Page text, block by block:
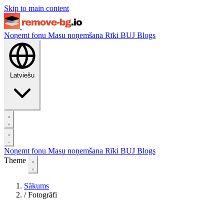
Skip to main content
Noņemt fonu Masu noņemšana Rīki BUJ Blogs
Latviešu
Noņemt fonu Masu noņemšana Rīki BUJ Blogs
Theme
Sākums
/ Fotogrāfi